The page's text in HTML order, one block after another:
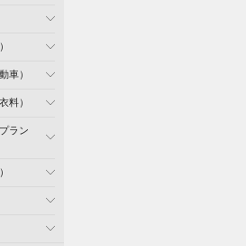
車）
料）
ラン